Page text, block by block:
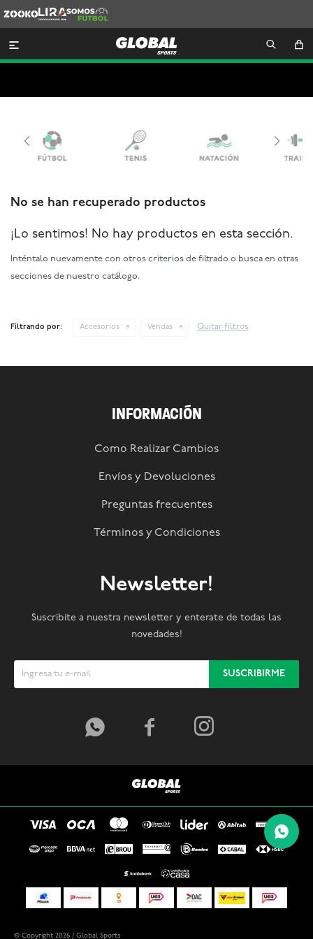
Lira
Somos
Futbol

No se han recuperado productos
¡Lo sentimos! No hay productos en esta sección.
Inténtalo nuevamente con otros criterios de filtrado o busca en otras
secciones de nuestro catálogo.
Filtrando por: Accesorios Vendas Quitar filtros
INFORMACIÓN
Como Realizar Cambios
Envíos y Devoluciones
Preguntas frecuentes
Términos y Condiciones
Newsletter!
Suscribite a nuestra newsletter y enterate de todas las
novedades!
SUSCRIBIRME
  
© Copyright 2026 / Global Sports